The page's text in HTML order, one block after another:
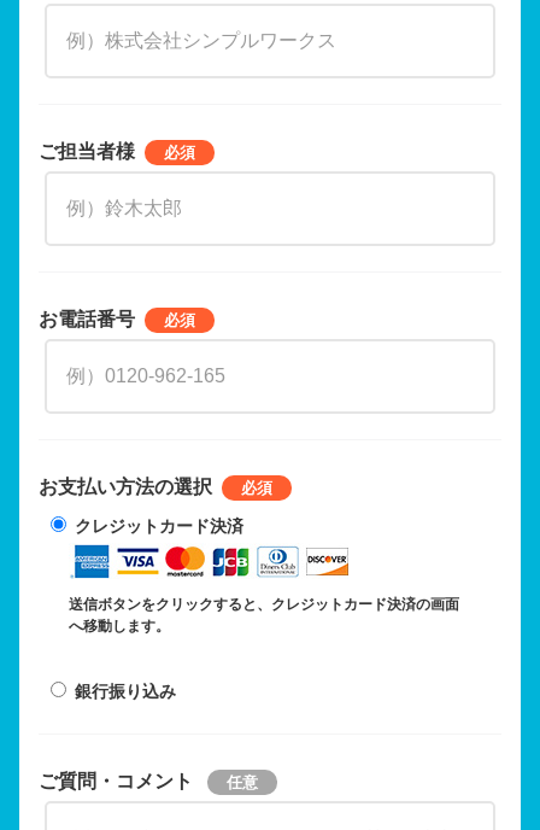
ご担当者様
お電話番号
お支払い方法の選択
クレジットカード決済
送信ボタンをクリックすると、クレジットカード決済の画面
へ移動します。
銀行振り込み
ご質問・コメント